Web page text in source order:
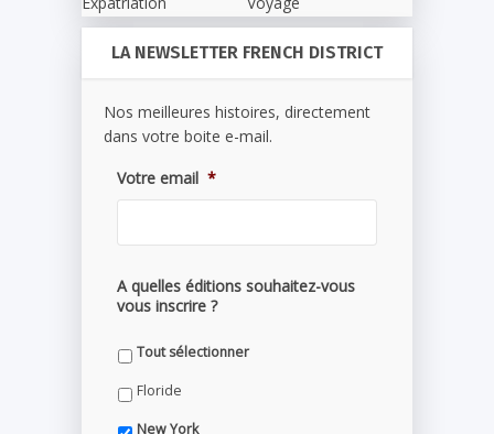
LA NEWSLETTER FRENCH DISTRICT
Nos meilleures histoires, directement
dans votre boite e-mail.
Votre email *
A quelles éditions souhaitez-vous
vous inscrire ?
Tout sélectionner
Floride
New York